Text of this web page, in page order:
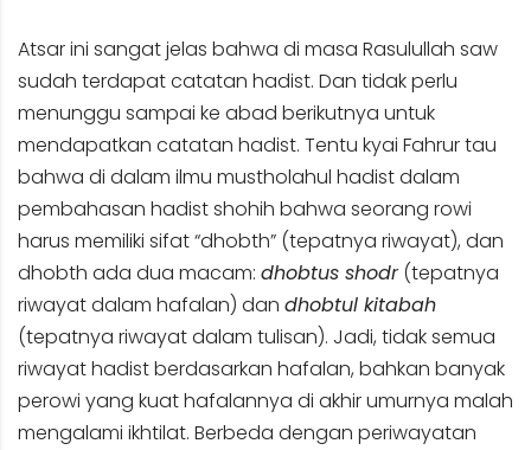
Atsar ini sangat jelas bahwa di masa Rasulullah saw
sudah terdapat catatan hadist. Dan tidak perlu
menunggu sampai ke abad berikutnya untuk
mendapatkan catatan hadist. Tentu kyai Fahrur tau
bahwa di dalam ilmu mustholahul hadist dalam
pembahasan hadist shohih bahwa seorang rowi
harus memiliki sifat “dhobth” (tepatnya riwayat), dan
dhobth ada dua macam: dhobtus shodr(tepatnya
riwayat dalam hafalan) dan dhobtul kitabah
(tepatnya riwayat dalam tulisan). Jadi, tidak semua
riwayat hadist berdasarkan hafalan, bahkan banyak
perowi yang kuat hafalannya di akhir umurnya malah
mengalami ikhtilat. Berbeda dengan periwayatan